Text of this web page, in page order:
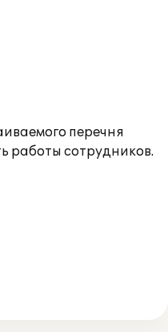
перечня
работы сотрудников.